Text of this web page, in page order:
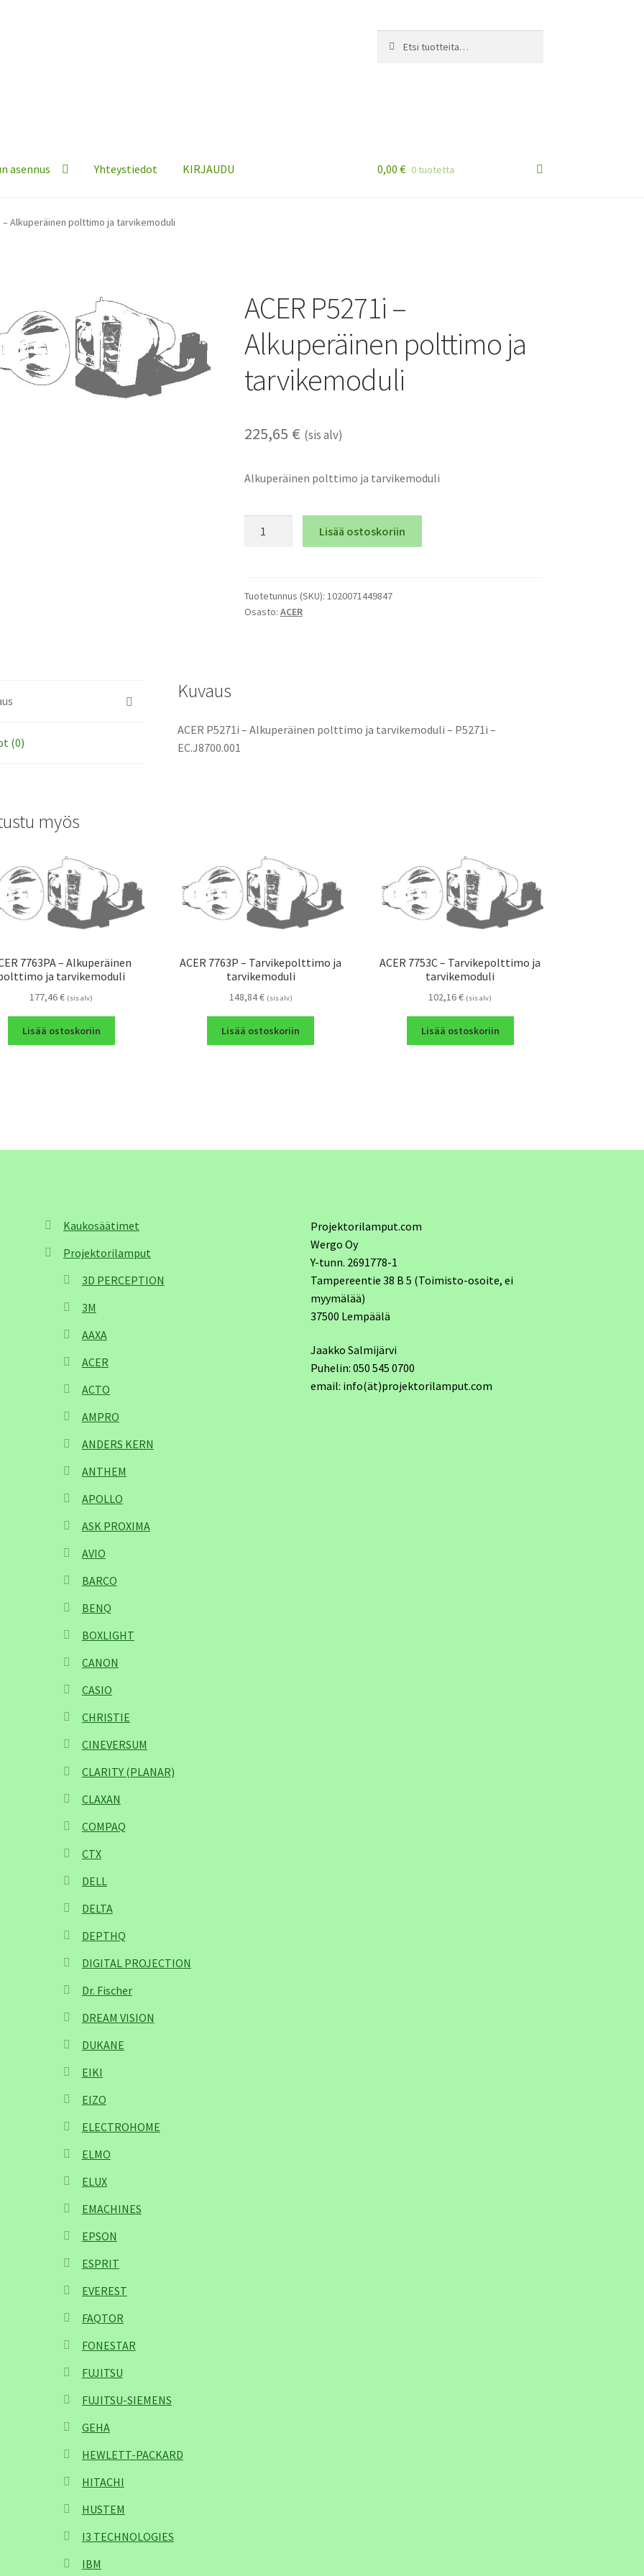
asennus Yhteystiedot KIRJAUDU 0,00 € 0 tuotetta
– Alkuperäinen polttimo ja tarvikemoduli
ACER P5271i –
Alkuperäinen polttimo ja
tarvikemoduli
225,65 € (sis alv)
Alkuperäinen polttimo ja tarvikemoduli
polttimo
ja
Lisää ostoskoriin
Tuotetunnus (SKU): 1020071449847
Osasto: ACER
(0)
Kuvaus
ACER P5271i – Alkuperäinen polttimo ja tarvikemoduli – P5271i –
EC.J8700.001
myös
7763PA – Alkuperäinen
ja tarvikemoduli
177,46€ (sis alv)
Lisää ostoskoriin
ACER 7763P – Tarvikepolttimo ja
tarvikemoduli
148,84€ (sis alv)
Lisää ostoskoriin
ACER 7753C – Tarvikepolttimo ja
tarvikemoduli
102,16€ (sis alv)
Lisää ostoskoriin
Kaukosäätimet
Projektorilamput
3D PERCEPTION
3M
AAXA
ACER
ACTO
AMPRO
ANDERS KERN
ANTHEM
APOLLO
ASK PROXIMA
AVIO
BARCO
BENQ
BOXLIGHT
CANON
CASIO
CHRISTIE
CINEVERSUM
CLARITY (PLANAR)
CLAXAN
COMPAQ
CTX
DELL
DELTA
DEPTHQ
DIGITAL PROJECTION
Dr. Fischer
DREAM VISION
DUKANE
EIKI
EIZO
ELECTROHOME
ELMO
ELUX
EMACHINES
EPSON
ESPRIT
EVEREST
FAQTOR
FONESTAR
FUJITSU
FUJITSU-SIEMENS
GEHA
HEWLETT-PACKARD
HITACHI
HUSTEM
I3 TECHNOLOGIES
IBM
Projektorilamput.com
Wergo Oy
Y-tunn. 2691778-1
Tampereentie 38 B 5 (Toimisto-osoite, ei
myymälää)
37500 Lempäälä
Jaakko Salmijärvi
Puhelin: 050 545 0700
email: info(ät)projektorilamput.com